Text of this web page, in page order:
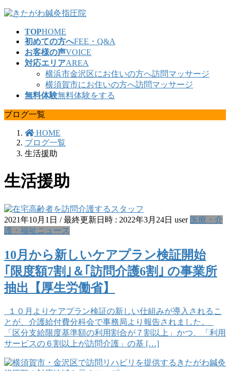
コ
プ
ナ
動
TOPHOME
初めての方へFEE・Q&A
お客様の声VOICE
対応エリアAREA
横浜市金沢区にお住いの方へ訪問マッサージ
横須賀市にお住いの方へ訪問マッサージ
無料体験無料体験をする
ブログ一覧
HOME
ブログ一覧
生活援助
生活援助
2021年10月1日 / 最終更新日時 : 2022年3月24日 user 医療・介
護・福祉ニュース
10月から新しいケアプラン検証開始
｢限度額7割｣＆｢訪問介護6割｣ の事業所
抽出【厚生労働省】
１０月よりケアプラン検証の新しい仕組みが導入されるこ
とが、介護給付費分科会で事務局より報告されました。
「区分支給限度基準額の利用割合が７割以上」かつ、「利用
サービスの６割以上が訪問介護」の基 […]